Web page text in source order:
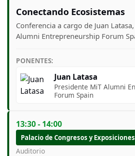
Conectando Ecosistemas
Conferencia a cargo de Juan
Alumni Entrepreneurship Forum
PONENTES:
Juan Latasa
Presidente MiT Alumni
Forum Spain
13:30 - 14:00
Palacio de Congresos y
Auditorio